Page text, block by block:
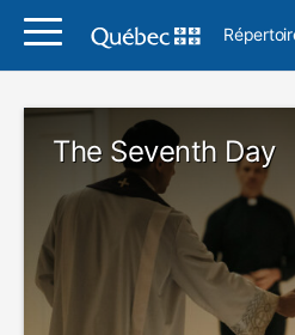
The Seventh Day